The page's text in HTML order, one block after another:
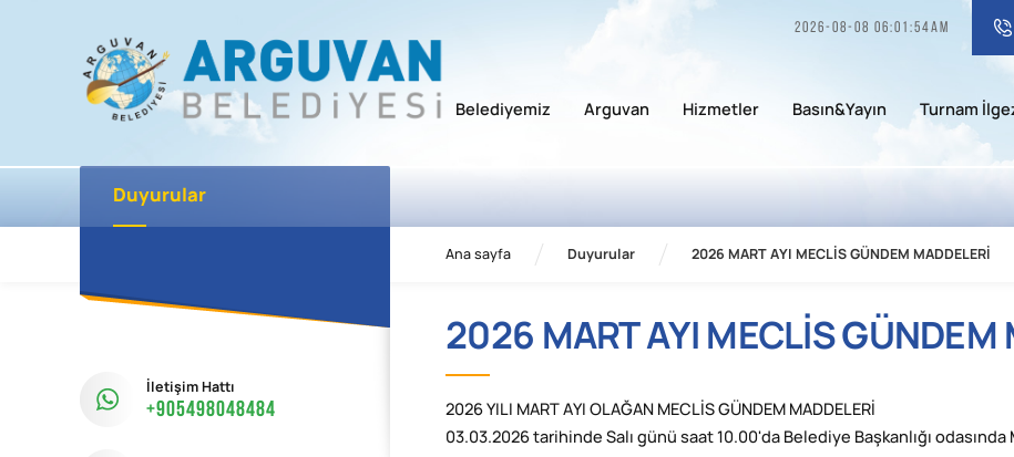
2026-08-08 06:01:54am
Belediyemiz Arguvan Hizmetler Basın&Yayın Turnam
Ana sayfa Duyurular 2026 MART AYI MECLİS GÜNDEM MADDELERİ
Duyurular
İletişim Hattı
+905498048484
2026 MART AYI MECLİS GÜNDEM
2026 YILI MART AYI OLAĞAN MECLİS GÜNDEM MADDELERİ
03.03.2026 tarihinde Salı günü saat 10.00'da Belediye Başkanlığı odasında